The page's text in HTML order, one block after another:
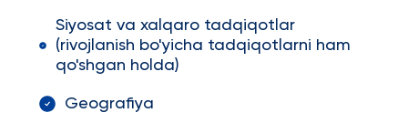
Siyosat va xalqaro tadqiqotlar
(rivojlanish bo'yicha tadqiqotlarni ham
qo'shgan holda)
Geografiya